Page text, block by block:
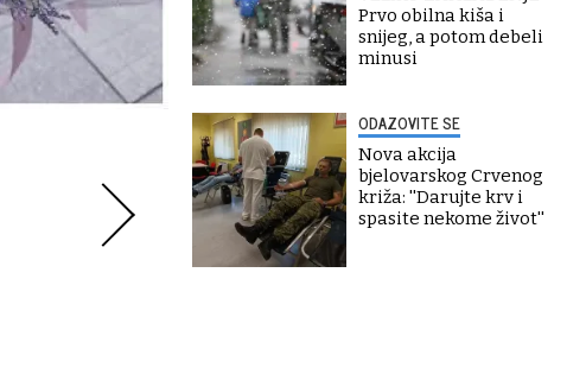
Prvo obilna kiša i
snijeg, a potom debeli
minusi
ODAZOVITE SE
Nova akcija
bjelovarskog Crvenog
križa: ''Darujte krv i
spasite nekome život''